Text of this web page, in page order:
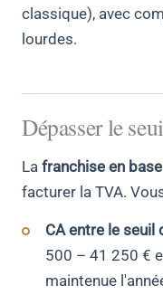
classique), avec
lourdes.
Dépasser le
La franchise en
facturer la TVA.
CA entre le seuil
500 – 41 250 €
maintenue